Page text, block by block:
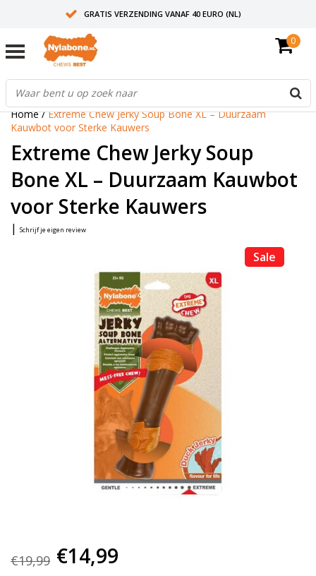
GRATIS VERZENDING VANAF 40 EURO (NL)
0
Home/Extreme Chew Jerky Soup Bone XL – Duurzaam
Kauwbot voor Sterke Kauwers
Extreme Chew Jerky Soup
Bone XL – Duurzaam Kauwbot
voor Sterke Kauwers
| Schrijf je eigen review
Sale
€19,99 €14,99